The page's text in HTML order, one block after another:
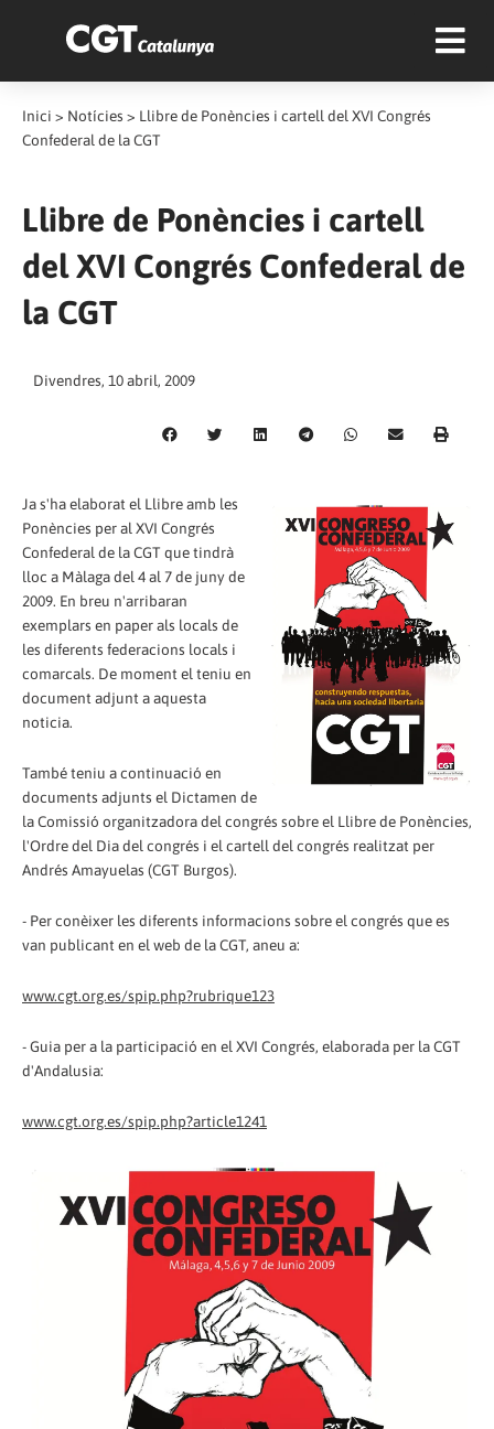
Inici > Notícies > Llibre de Ponències i cartell del XVI Congrés
Confederal de la CGT
Llibre de Ponències i cartell
del XVI Congrés Confederal de
la CGT
Divendres, 10 abril, 2009
Ja s'ha elaborat el Llibre amb les
Ponències per al XVI Congrés
Confederal de la CGT que tindrà
lloc a Màlaga del 4 al 7 de juny de
2009. En breu n'arribaran
exemplars en paper als locals de
les diferents federacions locals i
comarcals. De moment el teniu en
document adjunt a aquesta
noticia.
També teniu a continuació en
documents adjunts el Dictamen de
la Comissió organitzadora del congrés sobre el Llibre de Ponències,
l'Ordre del Dia del congrés i el cartell del congrés realitzat per
Andrés Amayuelas (CGT Burgos).
- Per conèixer les diferents informacions sobre el congrés que es
van publicant en el web de la CGT, aneu a:
www.cgt.org.es/spip.php?rubrique123
- Guia per a la participació en el XVI Congrés, elaborada per la CGT
d'Andalusia:
www.cgt.org.es/spip.php?article1241